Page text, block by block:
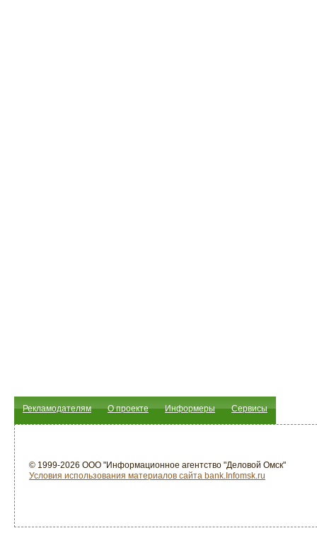
Рекламодателям О проекте Информеры Сервисы
© 1999-2026 ООО "Информационное агентство "Деловой Омск"
Условия использования материалов сайта bank.Infomsk.ru